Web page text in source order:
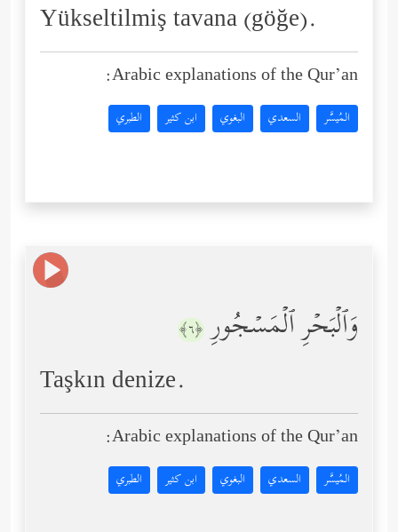
Yükseltilmiş tavana (göğe).
Arabic explanations of the Qur’an:
المُيسَّر السعدي البغوي ابن كثير الطبري
وَٱلۡبَحۡرِ ٱلۡمَسۡجُورِ ﴿٦﴾
Taşkın denize.
Arabic explanations of the Qur’an:
المُيسَّر السعدي البغوي ابن كثير الطبري